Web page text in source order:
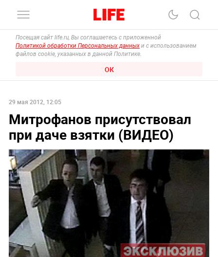
Посещая сайт life.ru, Вы соглашаетесь с приложенной
Политикой обработки Персональных данных и с использованием
файлов cookie, указанных в данной Политике.
ОК
29 мая 2012, 12:05
Митрофанов присутствовал
при даче взятки (ВИДЕО)